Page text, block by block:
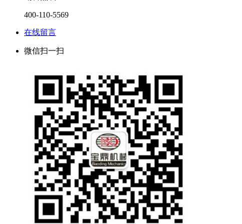
400-110-5569
在线留言
微信扫一扫